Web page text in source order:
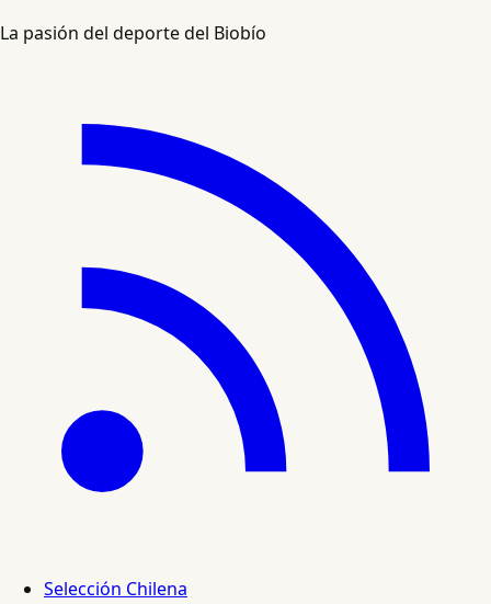
La pasión del deporte del Biobío
Selección Chilena